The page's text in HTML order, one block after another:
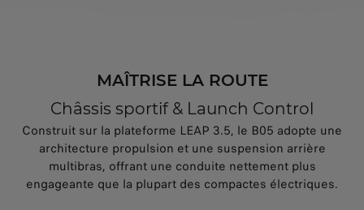
MAÎTRISE LA ROUTE
Châssis sportif & Launch Control
Construit sur la plateforme LEAP 3.5, le B05 adopte une
architecture propulsion et une suspension arrière
multibras, offrant une conduite nettement plus
engageante que la plupart des compactes électriques.